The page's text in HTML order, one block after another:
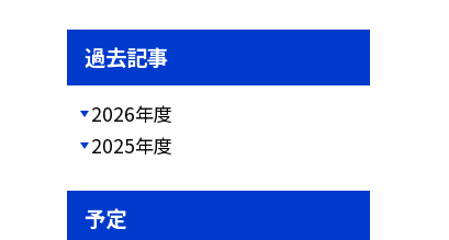
過去記事
2026年度
2025年度
予定